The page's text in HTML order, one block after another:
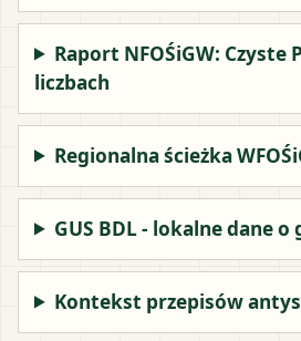
Raport NFOŚiGW: Czyste
liczbach
Regionalna ścieżka
GUS BDL - lokalne dane o
Kontekst przepisów